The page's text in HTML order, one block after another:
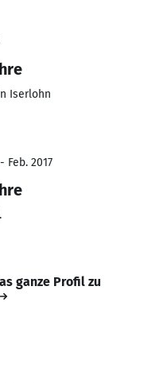
Iserlohn
Feb. 2017
ganze Profil zu